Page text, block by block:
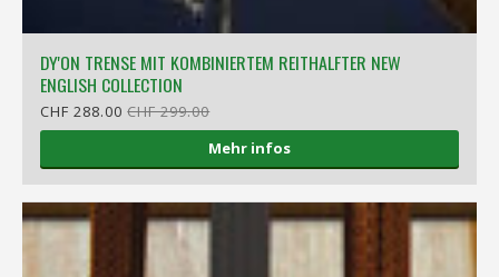
DY'ON TRENSE MIT KOMBINIERTEM REITHALFTER NEW
ENGLISH COLLECTION
CHF 288.00CHF 299.00
Mehr infos